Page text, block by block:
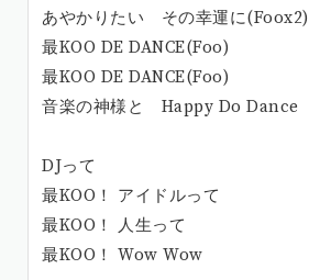
あやかりたい その幸運に(Foox2)
最KOO DE DANCE(Foo)
最KOO DE DANCE(Foo)
音楽の神様と Happy Do Dance
DJって
最KOO！ アイドルって
最KOO！ 人生って
最KOO！ Wow Wow